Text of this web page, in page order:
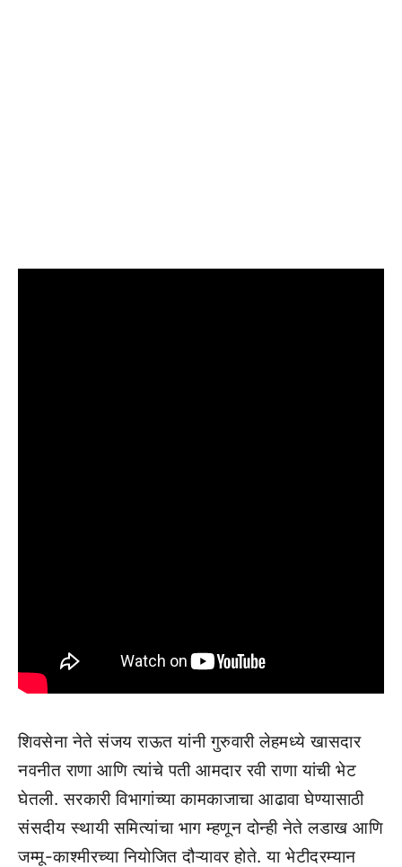
शिवसेना नेते संजय राऊत यांनी गुरुवारी लेहमध्ये खासदार
नवनीत राणा आणि त्यांचे पती आमदार रवी राणा यांची भेट
घेतली. सरकारी विभागांच्या कामकाजाचा आढावा घेण्यासाठी
संसदीय स्थायी समित्यांचा भाग म्हणून दोन्ही नेते लडाख आणि
जम्मू-काश्मीरच्या नियोजित दौऱ्यावर होते. या भेटीदरम्यान